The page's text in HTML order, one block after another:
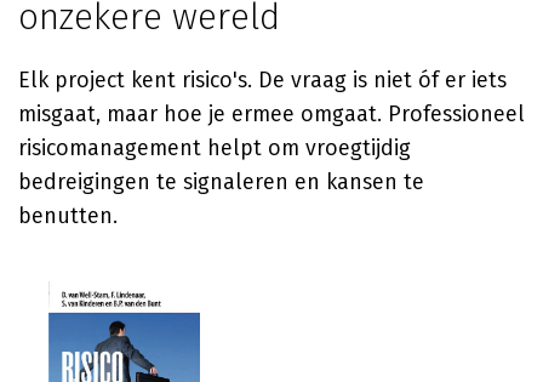
onzekere wereld
Elk project kent risico's. De vraag is niet óf er iets
misgaat, maar hoe je ermee omgaat. Professioneel
risicomanagement helpt om vroegtijdig
bedreigingen te signaleren en kansen te
benutten.